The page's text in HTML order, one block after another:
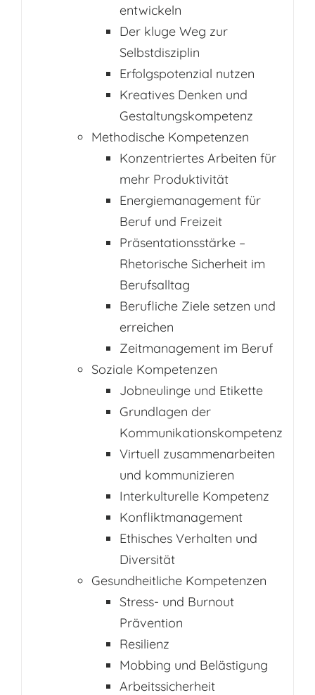
entwickeln
Der kluge Weg zur
Selbstdisziplin
Erfolgspotenzial nutzen
Kreatives Denken und
Gestaltungskompetenz
Methodische Kompetenzen
Konzentriertes Arbeiten für
mehr Produktivität
Energiemanagement für
Beruf und Freizeit
Präsentationsstärke –
Rhetorische Sicherheit im
Berufsalltag
Berufliche Ziele setzen und
erreichen
Zeitmanagement im Beruf
Soziale Kompetenzen
Jobneulinge und Etikette
Grundlagen der
Kommunikationskompetenz
Virtuell zusammenarbeiten
und kommunizieren
Interkulturelle Kompetenz
Konfliktmanagement
Ethisches Verhalten und
Diversität
Gesundheitliche Kompetenzen
Stress- und Burnout
Prävention
Resilienz
Mobbing und Belästigung
Arbeitssicherheit